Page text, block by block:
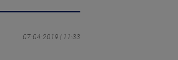
07-04-2019 | 11:33